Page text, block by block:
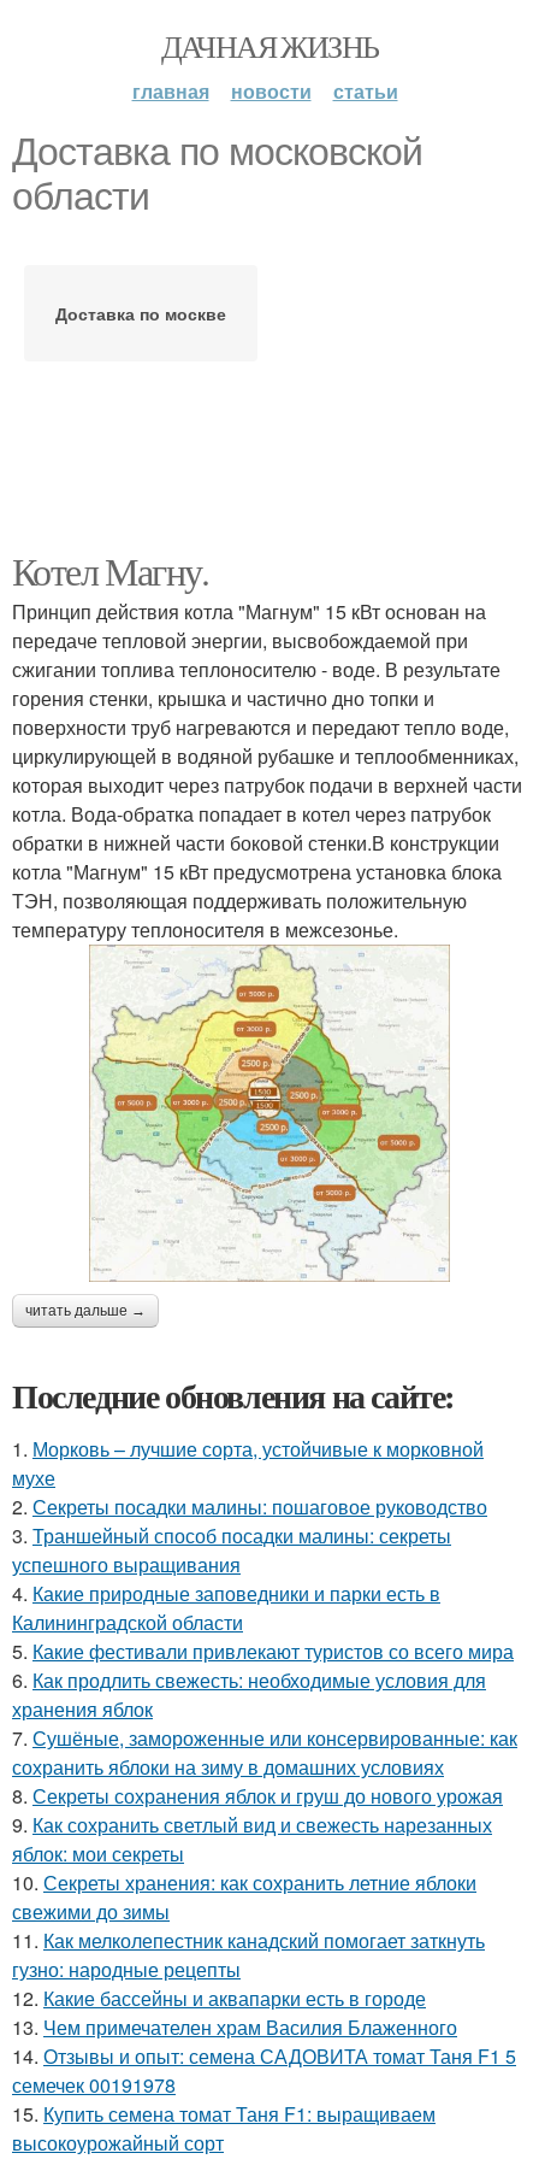
ДАЧНАЯ ЖИЗНЬ
главная новости статьи
Доставка по московской
области
Доставка по москве
Котел Магну.
Принцип действия котла "Магнум" 15 кВт основан на
передаче тепловой энергии, высвобождаемой при
сжигании топлива теплоносителю - воде. В результате
горения стенки, крышка и частично дно топки и
поверхности труб нагреваются и передают тепло воде,
циркулирующей в водяной рубашке и теплообменниках,
которая выходит через патрубок подачи в верхней части
котла. Вода-обратка попадает в котел через патрубок
обратки в нижней части боковой стенки.В конструкции
котла "Магнум" 15 кВт предусмотрена установка блока
ТЭН, позволяющая поддерживать положительную
температуру теплоносителя в межсезонье.
читать дальше →
Последние обновления на сайте:
1. Морковь – лучшие сорта, устойчивые к морковной
мухе
2. Секреты посадки малины: пошаговое руководство
3. Траншейный способ посадки малины: секреты
успешного выращивания
4. Какие природные заповедники и парки есть в
Калининградской области
5. Какие фестивали привлекают туристов со всего мира
6. Как продлить свежесть: необходимые условия для
хранения яблок
7. Сушёные, замороженные или консервированные: как
сохранить яблоки на зиму в домашних условиях
8. Секреты сохранения яблок и груш до нового урожая
9. Как сохранить светлый вид и свежесть нарезанных
яблок: мои секреты
10. Секреты хранения: как сохранить летние яблоки
свежими до зимы
11. Как мелколепестник канадский помогает заткнуть
гузно: народные рецепты
12. Какие бассейны и аквапарки есть в городе
13. Чем примечателен храм Василия Блаженного
14. Отзывы и опыт: семена САДОВИТА томат Таня F1 5
семечек 00191978
15. Купить семена томат Таня F1: выращиваем
высокоурожайный сорт